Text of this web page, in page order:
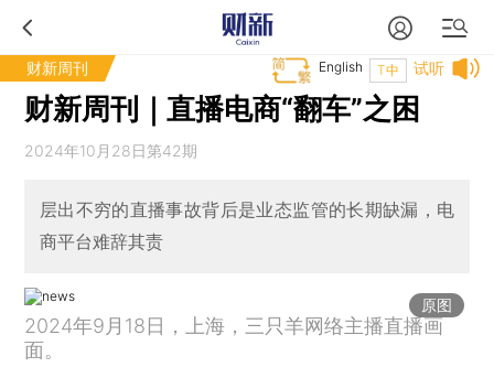
财新周刊 试听
T中
English
财新周刊｜直播电商“翻车”之困
2024年10月28日第42期
层出不穷的直播事故背后是业态监管的长期缺漏，电
商平台难辞其责
原图
2024年9月18日，上海，三只羊网络主播直播画
面。